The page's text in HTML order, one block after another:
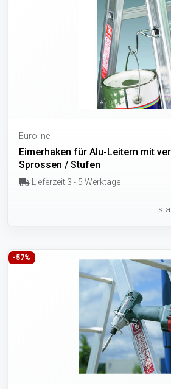
Euroline
Eimerhaken für Alu-Leitern mit
Sprossen / Stufen
Lieferzeit 3 - 5 Werktage
-57%